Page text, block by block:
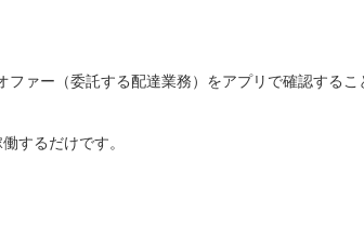
ファー（委託する配達業務）をアプリで確認するこ
するだけです。